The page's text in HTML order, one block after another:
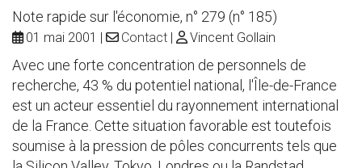
Note rapide sur l'économie, n° 279 (n° 185)
01 mai 2001 Contact Vincent Gollain
Avec une forte concentration de personnels de
recherche, 43 % du potentiel national, l'Île-de-France
est un acteur essentiel du rayonnement international
de la France. Cette situation favorable est toutefois
soumise à la pression de pôles concurrents tels que